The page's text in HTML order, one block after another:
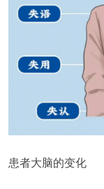
患者大脑的变化